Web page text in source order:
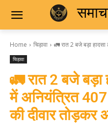
Home चिड़ावा 🚛 रात 2 बजे बड़ा
चिड़ावा
🚛 रात 2 बजे बड़ा
में अनियंत्रित
की दीवार तोड़कर